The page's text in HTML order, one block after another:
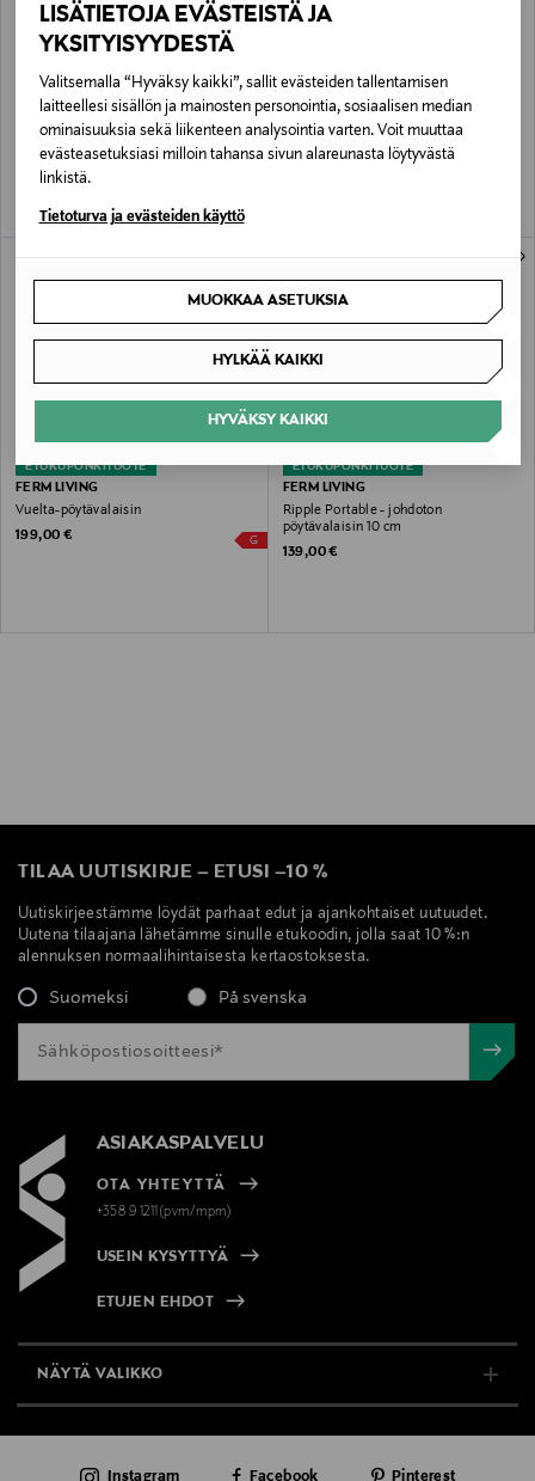
LISÄTIETOJA EVÄSTEISTÄ JA
YKSITYISYYDESTÄ
Valitsemalla “Hyväksy kaikki”, sallit evästeiden tallentamisen
laitteellesi sisällön ja mainosten personointia, sosiaalisen median
ominaisuuksia sekä liikenteen analysointia varten. Voit muuttaa
evästeasetuksiasi milloin tahansa sivun alareunasta löytyvästä
linkistä.
Tietoturva ja evästeiden käyttö
MUOKKAA ASETUKSIA
HYLKÄÄ KAIKKI
HYVÄKSY KAIKKI
FERM LIVING
Arum-pöytävalaisin
Discounted Price
300,00 € Original Price
FERM LIVING
Arum Portable Lamp -pöytävalaisin
Original Price
249,00 €
ETUKUPONKITUOTE
FERM LIVING
Vuelta-pöytävalaisin
Original Price
199,00 € G
ETUKUPONKITUOTE
FERM LIVING
Ripple Portable - johdoton
pöytävalaisin 10 cm
Original Price
139,00 €
TILAA UUTISKIRJE – ETUSI –10 %
Uutiskirjeestämme löydät parhaat edut ja ajankohtaiset uutuudet.
Uutena tilaajana lähetämme sinulle etukoodin, jolla saat 10 %:n
alennuksen normaalihintaisesta kertaostoksesta.
Suomeksi På svenska
ASIAKASPALVELU
OTA YHTEYTTÄ
+358 9 1211(pvm/mpm)
USEIN KYSYTTYÄ
ETUJEN EHDOT
NÄYTÄ VALIKKO